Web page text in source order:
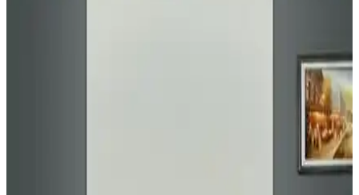
Bu karşılaştırma, iki perde modelinin boyutlar, perde tipi, renk,
kumaş ve yalıtım özelliklerini kullanıcı yorumlarıyla birlikte özetler.
Perle Ada Bej, %100 polyester, 100x260 cm; Rech Taç Antrasit,
karartma ve ses/ısı yalıtımı vaat eder, montaj kolaylığı ile öne çıkar.